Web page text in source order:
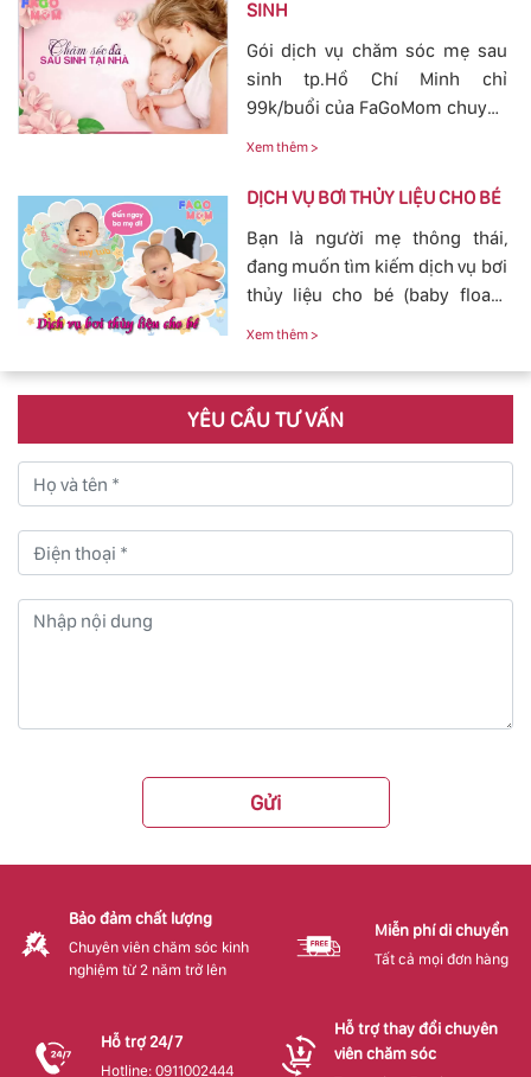
sinh ngày càn lớn, với dịch vụ
FaGoMom cung cấp tới các mẹ
không cần phải lo nghĩ về
chuyện massage và tắm cho
con yêu của mình.
SINH
Gói dịch vụ chăm sóc mẹ sau
sinh tp.Hồ Chí Minh chỉ
99k/buổi của FaGoMom chuyên
nghiệp, Dịch Vụ Hoàn Hảo,
yên tâm cho mẹ và bé.
Xem thêm >
DỊCH VỤ BƠI THỦY LIỆU CHO BÉ
Bạn là người mẹ thông thái,
đang muốn tìm kiếm dịch vụ bơi
thủy liệu cho bé (baby fload)
đảm bảo uy tín và chất lượng.
Xem thêm >
YÊU CẦU TƯ VẤN
Gửi
Bảo đảm chất lượng
Chuyên viên chăm sóc kinh
nghiệm từ 2 năm trở lên
Miễn phí di chuyển
Tất cả mọi đơn hàng
Hỗ trợ 24/7
Hotline: 0911002444
Hỗ trợ thay đổi chuyên
viên chăm sóc